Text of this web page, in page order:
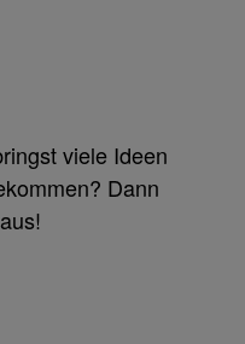
viele Ideen
Dann